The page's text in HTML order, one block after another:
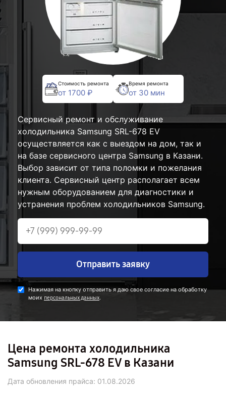
Стоимость ремонта
от 1700 ₽
Время ремонта
от 30 мин
Сервисный ремонт и обслуживание
холодильника Samsung SRL-678 EV
осуществляется как с выездом на дом, так и
на базе сервисного центра Samsung в Казани.
Выбор зависит от типа поломки и пожелания
клиента. Сервисный центр располагает всем
нужным оборудованием для диагностики и
устранения проблем холодильников Samsung.
Отправить заявку
Нажимая на кнопку отправить я даю свое согласие на обработку
моих персональных данных.
Цена ремонта холодильника
Samsung SRL-678 EV в Казани
Дата обновления прайса: 01.08.2026